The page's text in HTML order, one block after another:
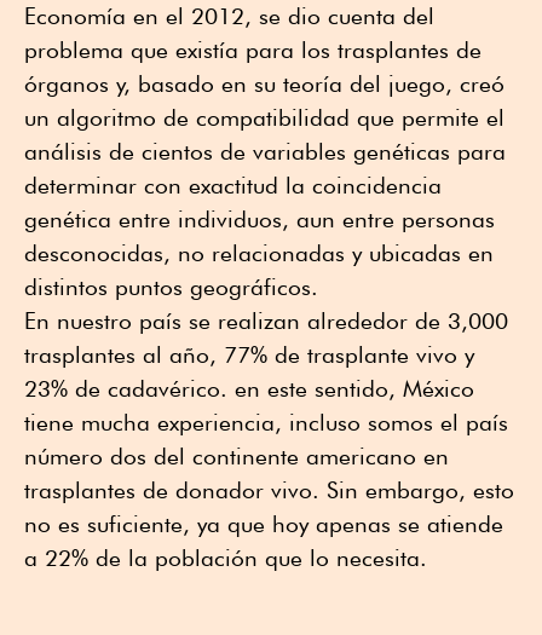
Economía en el 2012, se dio cuenta del
problema que existía para los trasplantes de
órganos y, basado en su teoría del juego, creó
un algoritmo de compatibilidad que permite el
análisis de cientos de variables genéticas para
determinar con exactitud la coincidencia
genética entre individuos, aun entre personas
desconocidas, no relacionadas y ubicadas en
distintos puntos geográficos.
En nuestro país se realizan alrededor de 3,000
trasplantes al año, 77% de trasplante vivo y
23% de cadavérico. en este sentido, México
tiene mucha experiencia, incluso somos el país
número dos del continente americano en
trasplantes de donador vivo. Sin embargo, esto
no es suficiente, ya que hoy apenas se atiende
a 22% de la población que lo necesita.